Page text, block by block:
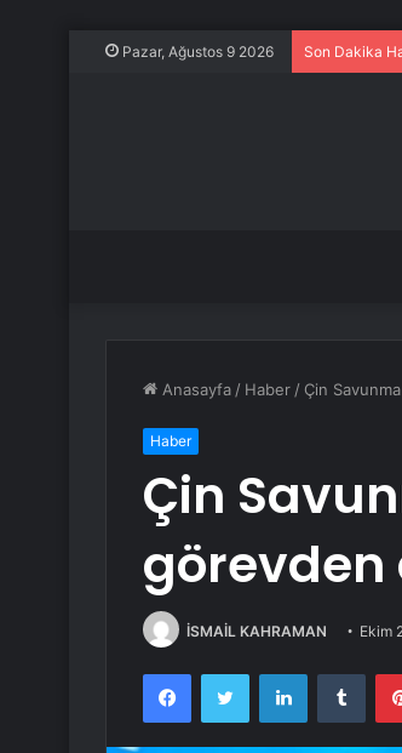
Pazar, Ağustos 9 2026 Son Dakika
Anasayfa / Haber / Çin
Haber
Çin
görevden
İSMAİL KAHRAMAN Ekim
FacebookTwitter LinkedIn